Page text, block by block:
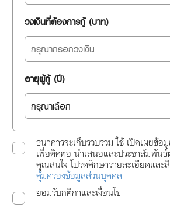
วงเงินที่ต้องการกู้ (บาท)
อายุผู้กู้ (ปี)
ธนาคารจะเก็บรวบรวม ใช้ เปิดเผยข้
เพื่อติดต่อ นำเสนอและประชาสัมพัน
คุณสนใจ โปรดศึกษารายละเอียดและ
คุ้มครองข้อมูลส่วนบุคคล
ยอมรับกติกาและเงื่อนไข